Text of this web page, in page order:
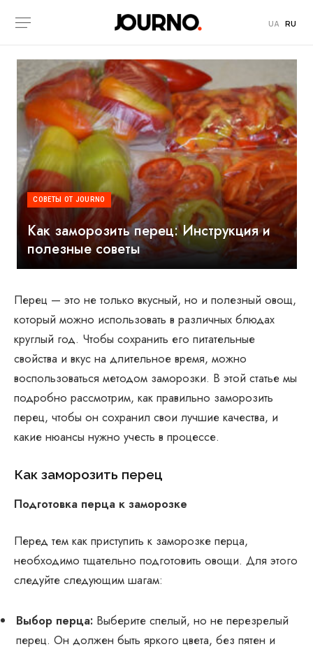
UA RU
СОВЕТЫ ОТ JOURNO
Как заморозить перец: Инструкция и
полезные советы
Перец — это не только вкусный, но и полезный овощ,
который можно использовать в различных блюдах
круглый год. Чтобы сохранить его питательные
свойства и вкус на длительное время, можно
воспользоваться методом заморозки. В этой статье мы
подробно рассмотрим, как правильно заморозить
перец, чтобы он сохранил свои лучшие качества, и
какие нюансы нужно учесть в процессе.
Как заморозить перец
Подготовка перца к заморозке
Перед тем как приступить к заморозке перца,
необходимо тщательно подготовить овощи. Для этого
следуйте следующим шагам:
Выбор перца: Выберите спелый, но не перезрелый
перец. Он должен быть яркого цвета, без пятен и